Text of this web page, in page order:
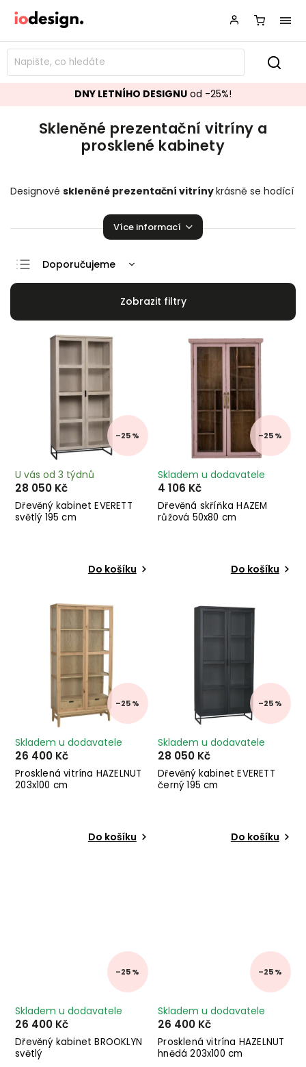
DNY LETNÍHO DESIGNU od -25%!
Skleněné prezentační vitríny a
prosklené kabinety
Designové skleněné prezentační vitrínykrásně se hodící
zaručeně pozvednou úroveň vaší domácnosti!
Více informací
Doporučujeme
Nejlevnější
Abecedně
–25 %
Dřevěný kabinet EVERETT
světlý 195 cm
U vás od 3 týdnů
28 050 Kč
Do košíku
–25 %
Dřevěná skříňka HAZEM
růžová 50x80 cm
Skladem u dodavatele
4 106 Kč
Do košíku
–25 %
Prosklená vitrína HAZELNUT
203x100 cm
Skladem u dodavatele
26 400 Kč
Do košíku
–25 %
Dřevěný kabinet EVERETT
černý 195 cm
Skladem u dodavatele
28 050 Kč
Do košíku
–25 %
Dřevěný kabinet BROOKLYN
světlý
Skladem u dodavatele
26 400 Kč
–25 %
Prosklená vitrína HAZELNUT
hnědá 203x100 cm
Skladem u dodavatele
26 400 Kč